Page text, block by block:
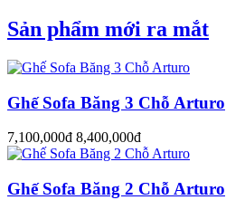
Sản phẩm mới ra mắt
Ghế Sofa Băng 3 Chỗ Arturo
7,100,000đ 8,400,000đ
Ghế Sofa Băng 2 Chỗ Arturo